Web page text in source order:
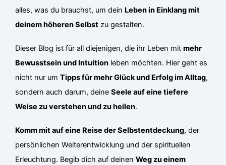
alles, was du brauchst, um dein Leben in Einklang mit
deinem höheren Selbst zu gestalten.
Dieser Blog ist für all diejenigen, die ihr Leben mitmehr
Bewusstsein und Intuition leben möchten. Hier geht es
nicht nur umTipps für mehr Glück und Erfolg im Alltag,
sondern auch darum, deineSeele auf eine tiefere
Weise zu verstehen und zu heilen.
Komm mit auf eine Reise der Selbstentdeckung, der
persönlichen Weiterentwicklung und der spirituellen
Erleuchtung. Begib dich auf deinenWeg zu einem